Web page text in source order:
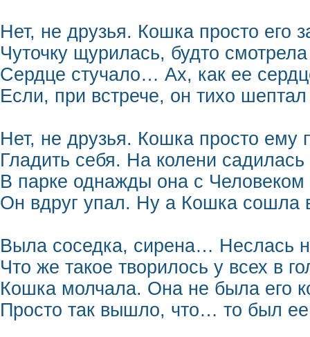
Нет, не друзья. Кошка просто его
Чуточку щурилась, будто
Сердце стучало… Ах, как ее
Если, при встрече, он тихо
Нет, не друзья. Кошка просто ему
Гладить себя. На колени
В парке однажды она с Человеком
Он вдруг упал. Ну а Кошка сошла
Выла соседка, сирена… Неслась
Что же такое творилось у всех в
Кошка молчала. Она не была его
Просто так вышло, что… то был